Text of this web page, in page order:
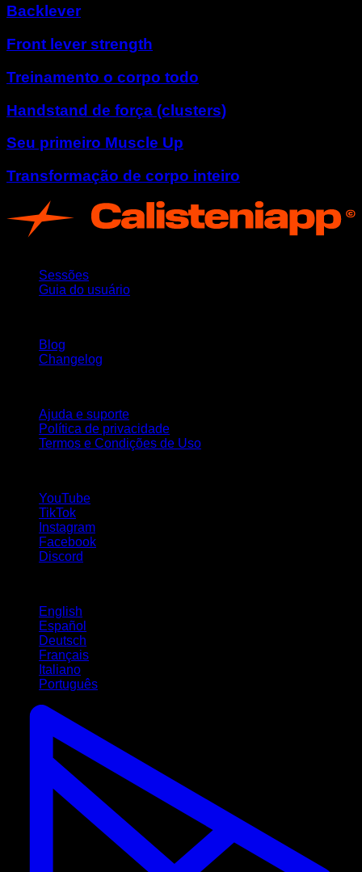
Backlever
Front lever strength
Treinamento o corpo todo
Handstand de força (clusters)
Seu primeiro Muscle Up
Transformação de corpo inteiro
Sessões
Guia do usuário
Blog
Changelog
Ajuda e suporte
Política de privacidade
Termos e Condições de Uso
YouTube
TikTok
Instagram
Facebook
Discord
English
Español
Deutsch
Français
Italiano
Português